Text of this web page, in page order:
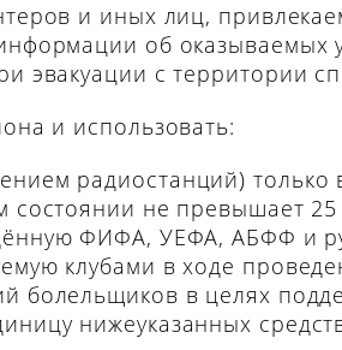
и иных лиц,
об оказываемых
эвакуации с территории
и использовать:
радиостанций) только
состоянии не превышает 25
ФИФА, УЕФА, АБФФ и
клубами в ходе
болельщиков в целях
нижеуказанных